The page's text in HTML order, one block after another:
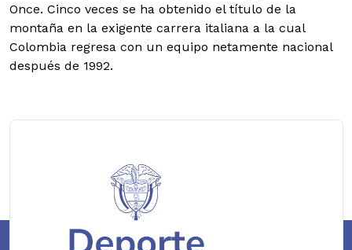
Once. Cinco veces se ha obtenido el título de la
montaña en la exigente carrera italiana a la cual
Colombia regresa con un equipo netamente nacional
después de 1992.